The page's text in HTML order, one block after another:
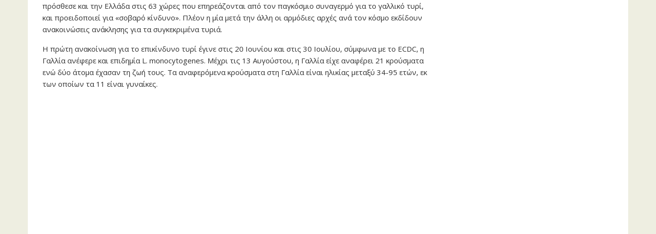
πρόσθεσε και την Ελλάδα στις 63 χώρες που επηρεάζονται από τον παγκόσμιο συναγερμό για το γαλλικό τυρί,
και προειδοποιεί για «σοβαρό κίνδυνο». Πλέον η μία μετά την άλλη οι αρμόδιες αρχές ανά τον κόσμο εκδίδουν
ανακοινώσεις ανάκλησης για τα συγκεκριμένα τυριά.
Η πρώτη ανακοίνωση για το επικίνδυνο τυρί έγινε στις 20 Ιουνίου και στις 30 Ιουλίου, σύμφωνα με το ECDC, η
Γαλλία ανέφερε και επιδημία L. monocytogenes. Μέχρι τις 13 Αυγούστου, η Γαλλία είχε αναφέρει 21 κρούσματα
ενώ δύο άτομα έχασαν τη ζωή τους. Τα αναφερόμενα κρούσματα στη Γαλλία είναι ηλικίας μεταξύ 34-95 ετών, εκ
των οποίων τα 11 είναι γυναίκες.